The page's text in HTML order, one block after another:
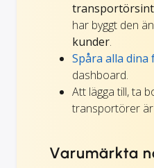
har byggt den
kunder.
Spåra alla
dashboard.
Att lägga till, ta
transportörer
Varumärkta